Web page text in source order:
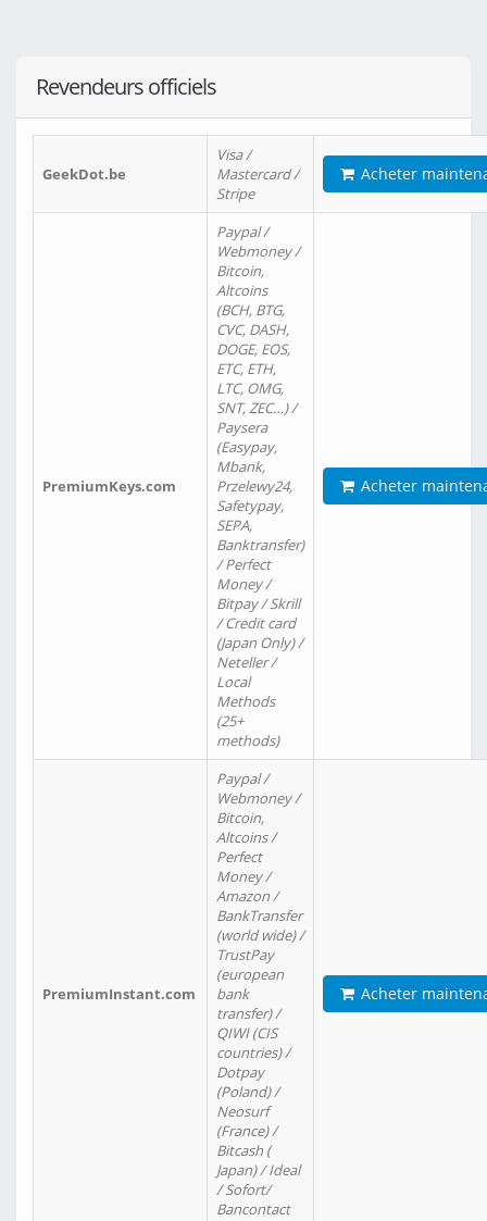
Revendeurs officiels
GeekDot.be
Visa /
Mastercard /
Stripe
Acheter
PremiumKeys.com
Paypal /
Webmoney /
Bitcoin,
Altcoins
(BCH, BTG,
CVC, DASH,
DOGE, EOS,
ETC, ETH,
LTC, OMG,
SNT, ZEC…) /
Paysera
(Easypay,
Mbank,
Przelewy24,
Safetypay,
SEPA,
Banktransfer)
/ Perfect
Money /
Bitpay / Skrill
/ Credit card
(Japan Only) /
Neteller /
Local
Methods
(25+
methods)
Acheter
PremiumInstant.com
Paypal /
Webmoney /
Bitcoin,
Altcoins /
Perfect
Money /
Amazon /
BankTransfer
(world wide) /
TrustPay
(european
bank
transfer) /
QIWI (CIS
countries) /
Dotpay
(Poland) /
Neosurf
(France) /
Bitcash (
Japan) / Ideal
/ Sofort/
Bancontact
Acheter